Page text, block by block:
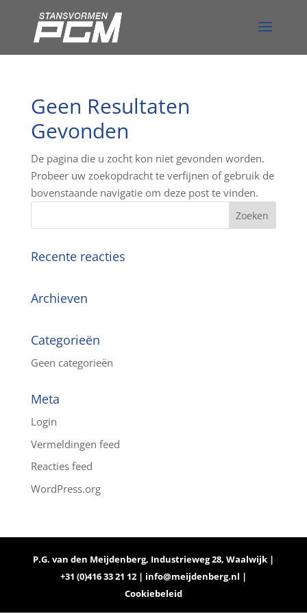
Geen Resultaten
Gevonden
De pagina die u zocht kon niet gevonden worden.
Probeer uw zoekopdracht te verfijnen of gebruik de
bovenstaande navigatie om deze post te vinden.
Recente reacties
Archieven
Categorieën
Geen categorieën
Meta
Login
Vermeldingen feed
Reacties feed
WordPress.org
P.G. van den Meijdenberg, Industrieweg 28, Waalwijk |
+31 (0)416 33 21 12 | info@meijdenberg.nl |
Cookiebeleid